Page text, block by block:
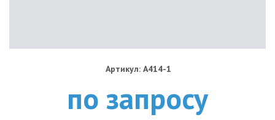
Артикул: A414-1
по запросу